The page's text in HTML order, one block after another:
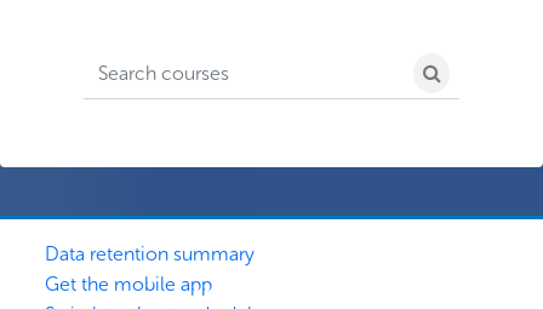
Search courses
Search
Data retention summary
Get the mobile app